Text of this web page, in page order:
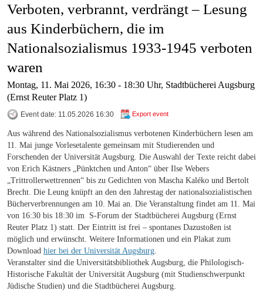
Verboten, verbrannt, verdrängt – Lesung
aus Kinderbüchern, die im
Nationalsozialismus 1933-1945 verboten
waren
Montag, 11. Mai 2026, 16:30 - 18:30 Uhr, Stadtbücherei Augsburg
(Ernst Reuter Platz 1)
Event date: 11.05.2026 16:30 Export event
Aus während des Nationalsozialismus verbotenen Kinderbüchern lesen am
11. Mai junge Vorlesetalente gemeinsam mit Studierenden und
Forschenden der Universität Augsburg. Die Auswahl der Texte reicht dabei
von Erich Kästners „Pünktchen und Anton“ über Ilse Webers
„Trittrollerwettrennen“ bis zu Gedichten von Mascha Kaléko und Bertolt
Brecht. Die Leung knüpft an den den Jahrestag der nationalsozialistischen
Bücherverbrennungen am 10. Mai an. Die Veranstaltung findet am 11. Mai
von 16:30 bis 18:30 im S-Forum der Stadtbücherei Augsburg (Ernst
Reuter Platz 1) statt. Der Eintritt ist frei – spontanes Dazustoßen ist
möglich und erwünscht. Weitere Informationen und ein Plakat zum
Download hier bei der Universität Augsburg
Veranstalter sind die Universitätsbibliothek Augsburg, die Philologisch-
Historische Fakultät der Universität Augsburg (mit Studienschwerpunkt
Jüdische Studien) und die Stadtbücherei Augsburg.